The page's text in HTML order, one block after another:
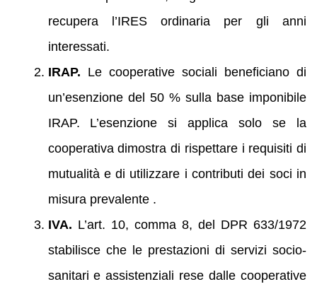
recupera l’IRES ordinaria per gli anni
interessati.
IRAP. Le cooperative sociali beneficiano di
un’esenzione del 50 % sulla base imponibile
IRAP. L’esenzione si applica solo se la
cooperativa dimostra di rispettare i requisiti di
mutualità e di utilizzare i contributi dei soci in
misura prevalente .
IVA. L’art. 10, comma 8, del DPR 633/1972
stabilisce che le prestazioni di servizi socio-
sanitari e assistenziali rese dalle cooperative